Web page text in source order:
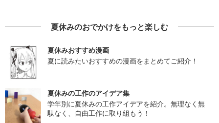
夏休みのおでかけをもっと楽しむ
夏休みおすすめ漫画
夏に読みたいおすすめの漫画をまとめてご紹介！
夏休みの工作のアイデア集
学年別に夏休みの工作アイデアを紹介。無理なく無
駄なく、自由工作に取り組もう！